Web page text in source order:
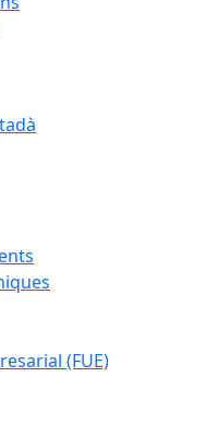
(FUE)